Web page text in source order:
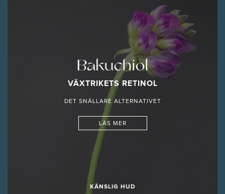
Bakuchiol
VÄXTRIKETS RETINOL
DET SNÄLLARE ALTERNATIVET
LÄS MER
KÄNSLIG HUD